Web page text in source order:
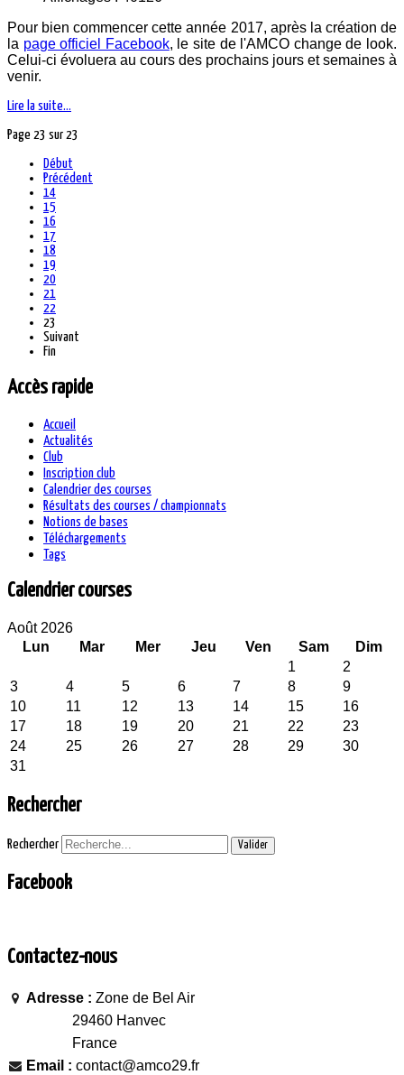
Pour bien commencer cette année 2017, après la création de
la page officiel Facebook, le site de l'AMCO change de look.
Celui-ci évoluera au cours des prochains jours et semaines à
venir.
Lire la suite...
Page 23 sur 23
Début
Précédent
14
15
16
17
18
19
20
21
22
23
Suivant
Fin
Accès rapide
Accueil
Actualités
Club
Inscription club
Calendrier des courses
Résultats des courses / championnats
Notions de bases
Téléchargements
Tags
Calendrier courses
Août 2026
Lun
Mar Mer Jeu Ven Sam
Dim
1
2
3
4 5 6 7 8
9
10
11 12 13 14 15
16
17
18 19 20 21 22
23
24
25 26 27 28 29
30
31
Rechercher
Rechercher Valider
Facebook
Contactez-nous
Adresse : Zone de Bel Air
29460 Hanvec
France
Email : contact@amco29.fr